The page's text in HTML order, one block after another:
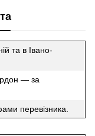
та в Івано-
— за
перевізника.